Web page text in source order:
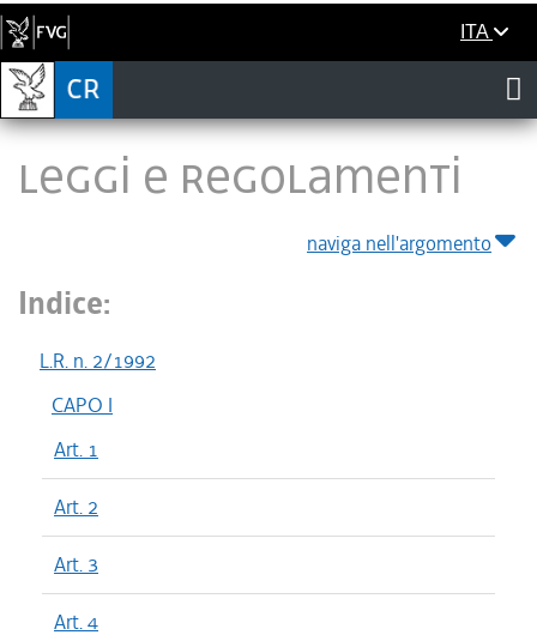
ITA
LEGGI E REGOLAMENTI
naviga nell'argomento
Indice:
L.R. n. 2/1992
CAPO I
Art. 1
Art. 2
Art. 3
Art. 4